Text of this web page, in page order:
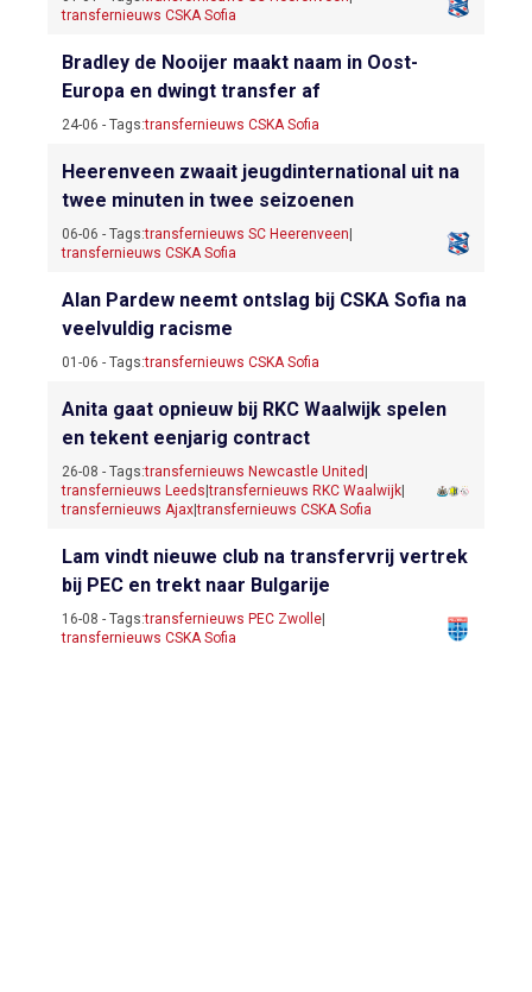
transfernieuws CSKA Sofia
Bradley de Nooijer maakt naam in Oost-
Europa en dwingt transfer af
24-06 - Tags:transfernieuws CSKA Sofia
Heerenveen zwaait jeugdinternational uit na
twee minuten in twee seizoenen
06-06 - Tags:transfernieuws SC Heerenveen
transfernieuws CSKA Sofia
Alan Pardew neemt ontslag bij CSKA Sofia na
veelvuldig racisme
01-06 - Tags:transfernieuws CSKA Sofia
Anita gaat opnieuw bij RKC Waalwijk spelen
en tekent eenjarig contract
26-08 - Tags:transfernieuws Newcastle United
transfernieuws Leeds |transfernieuws RKC Waalwijk
transfernieuws Ajax|transfernieuws CSKA Sofia
Lam vindt nieuwe club na transfervrij vertrek
bij PEC en trekt naar Bulgarije
16-08 - Tags:transfernieuws PEC Zwolle
transfernieuws CSKA Sofia